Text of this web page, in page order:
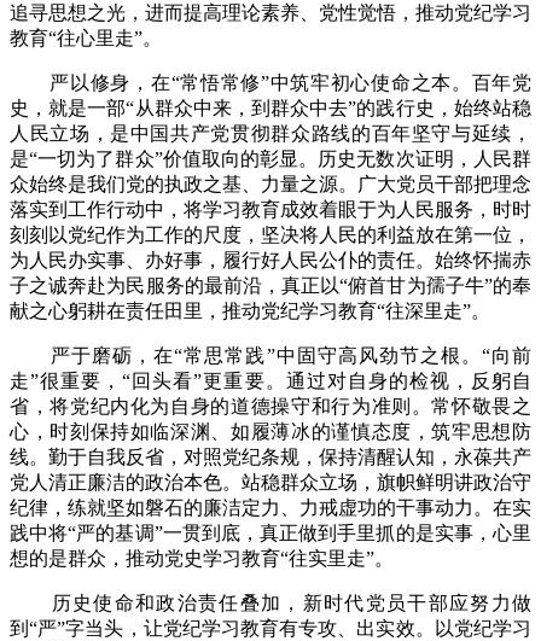
追寻思想之光，进而提高理论素养、党性觉悟，推动党纪学习
教育“往心里走”。
严以修身，在“常悟常修”中筑牢初心使命之本。百年党
史，就是一部“从群众中来，到群众中去”的践行史，始终站稳
人民立场，是中国共产党贯彻群众路线的百年坚守与延续，
是“一切为了群众”价值取向的彰显。历史无数次证明，人民群
众始终是我们党的执政之基、力量之源。广大党员干部把理念
落实到工作行动中，将学习教育成效着眼于为人民服务，时时
刻刻以党纪作为工作的尺度，坚决将人民的利益放在第一位，
为人民办实事、办好事，履行好人民公仆的责任。始终怀揣赤
子之诚奔赴为民服务的最前沿，真正以“俯首甘为孺子牛”的奉
献之心躬耕在责任田里，推动党纪学习教育“往深里走”。
严于磨砺，在“常思常践”中固守高风劲节之根。“向前
走”很重要，“回头看”更重要。通过对自身的检视，反躬自
省，将党纪内化为自身的道德操守和行为准则。常怀敬畏之
心，时刻保持如临深渊、如履薄冰的谨慎态度，筑牢思想防
线。勤于自我反省，对照党纪条规，保持清醒认知，永葆共产
党人清正廉洁的政治本色。站稳群众立场，旗帜鲜明讲政治守
纪律，练就坚如磐石的廉洁定力、力戒虚功的干事动力。在实
践中将“严的基调”一贯到底，真正做到手里抓的是实事，心里
想的是群众，推动党史学习教育“往实里走”。
历史使命和政治责任叠加，新时代党员干部应努力做
到“严”字当头，让党纪学习教育有专攻、出实效。以党纪学习